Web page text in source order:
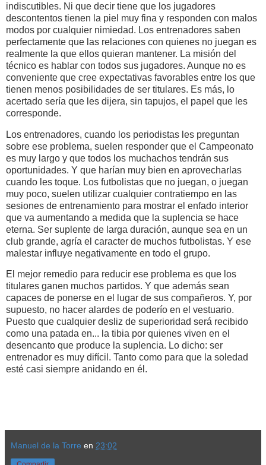
indiscutibles. Ni que decir tiene que los jugadores
descontentos tienen la piel muy fina y responden con malos
modos por cualquier nimiedad. Los entrenadores saben
perfectamente que las relaciones con quienes no juegan es
realmente la que ellos quieran mantener. La misión del
técnico es hablar con todos sus jugadores. Aunque no es
conveniente que cree expectativas favorables entre los que
tienen menos posibilidades de ser titulares. Es más, lo
acertado sería que les dijera, sin tapujos, el papel que les
corresponde.
Los entrenadores, cuando los periodistas les preguntan
sobre ese problema, suelen responder que el Campeonato
es muy largo y que todos los muchachos tendrán sus
oportunidades. Y que harían muy bien en aprovecharlas
cuando les toque. Los futbolistas que no juegan, o juegan
muy poco, suelen utilizar cualquier contratiempo en las
sesiones de entrenamiento para mostrar el enfado interior
que va aumentando a medida que la suplencia se hace
eterna. Ser suplente de larga duración, aunque sea en un
club grande, agría el caracter de muchos futbolistas. Y ese
malestar influye negativamente en todo el grupo.
El mejor remedio para reducir ese problema es que los
titulares ganen muchos partidos. Y que además sean
capaces de ponerse en el lugar de sus compañeros. Y, por
supuesto, no hacer alardes de poderío en el vestuario.
Puesto que cualquier desliz de superioridad será recibido
como una patada en... la tibia por quienes viven en el
desencanto que produce la suplencia. Lo dicho: ser
entrenador es muy difícil. Tanto como para que la soledad
esté casi siempre anidando en él.
Manuel de la Torre en 23:02